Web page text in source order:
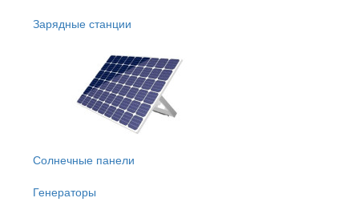
Зарядные станции
Солнечные панели
Генераторы